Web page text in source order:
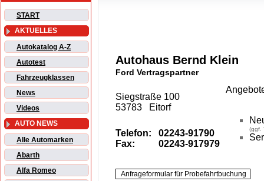
START
AKTUELLES
Autokatalog A-Z
Autotest
Fahrzeugklassen
News
Videos
AUTO NEWS
Alle Automarken
Abarth
Alfa Romeo
Autohaus Bernd Klein
Ford Vertragspartner
Siegstraße 100
53783 Eitorf
Telefon: 02243-91790
Fax:
02243-917979
(ggf.